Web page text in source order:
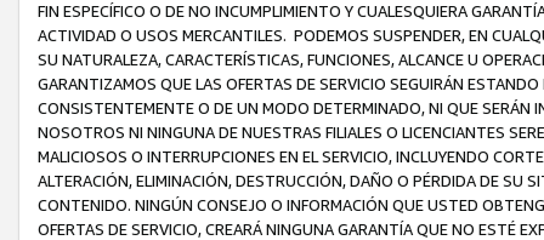
FIN ESPECÍFICO O DE NO INCUMPLIMIENTO Y CUALESQUIERA
ACTIVIDAD O USOS MERCANTILES. PODEMOS SUSPENDER, EN
SU NATURALEZA, CARACTERÍSTICAS, FUNCIONES, ALCANCE U
GARANTIZAMOS QUE LAS OFERTAS DE SERVICIO SEGUIRÁN
CONSISTENTEMENTE O DE UN MODO DETERMINADO, NI QUE SERÁN
NOSOTROS NI NINGUNA DE NUESTRAS FILIALES O LICENCIANTES
MALICIOSOS O INTERRUPCIONES EN EL SERVICIO, INCLUYENDO
ALTERACIÓN, ELIMINACIÓN, DESTRUCCIÓN, DAÑO O PÉRDIDA DE SU
CONTENIDO. NINGÚN CONSEJO O INFORMACIÓN QUE USTED
OFERTAS DE SERVICIO, CREARÁ NINGUNA GARANTÍA QUE NO ESTÉ